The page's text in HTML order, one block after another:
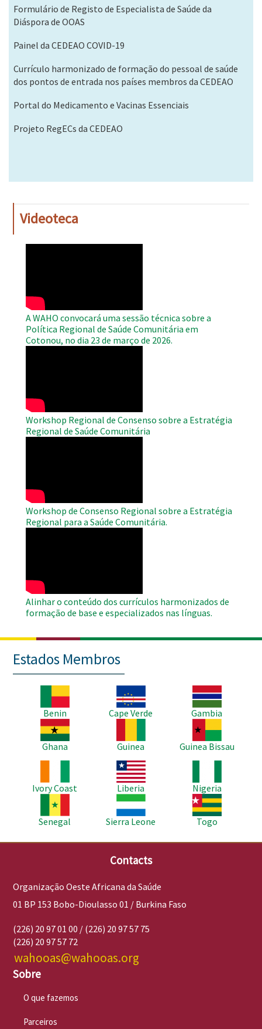
Formulário de Registo de Especialista de Saúde da
Diáspora de OOAS
Painel da CEDEAO COVID-19
Currículo harmonizado de formação do pessoal de saúde
dos pontos de entrada nos países membros da CEDEAO
Portal do Medicamento e Vacinas Essenciais
Projeto RegECs da CEDEAO
Videoteca
A WAHO convocará uma sessão técnica sobre a
Política Regional de Saúde Comunitária em
Cotonou, no dia 23 de março de 2026.
Workshop Regional de Consenso sobre a Estratégia
Regional de Saúde Comunitária
Workshop de Consenso Regional sobre a Estratégia
Regional para a Saúde Comunitária.
Alinhar o conteúdo dos currículos harmonizados de
formação de base e especializados nas línguas.
Estados Membros
Benin
Imagem
Cape Verde
Imagem
Gambia
Imagem
Ghana
Guinea
Imagem
Guinea Bissau
Ivory Coast
Imagem
Liberia
Nigeria
Imagem
Senegal
Imagem
Sierra Leone
Imagem
Togo
Contacts
Organização Oeste Africana da Saúde
01 BP 153 Bobo-Dioulasso 01 / Burkina Faso
(226) 20 97 01 00 / (226) 20 97 57 75
(226) 20 97 57 72
wahooas@wahooas.org
Sobre
O que fazemos
Parceiros